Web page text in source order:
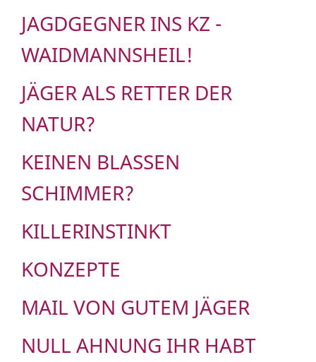
JAGDGEGNER INS KZ -
WAIDMANNSHEIL!
JÄGER ALS RETTER DER
NATUR?
KEINEN BLASSEN
SCHIMMER?
KILLERINSTINKT
KONZEPTE
MAIL VON GUTEM JÄGER
NULL AHNUNG IHR HABT